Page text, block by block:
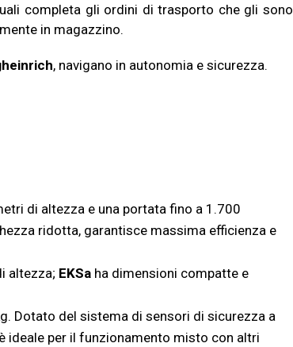
completa gli ordini di trasporto che gli sono
in magazzino.
, navigano in autonomia e sicurezza.
di altezza e una portata fino a 1.700
ridotta, garantisce massima efficienza e
altezza; EKSa ha dimensioni compatte e
Dotato del sistema di sensori di sicurezza a
ideale per il funzionamento misto con altri